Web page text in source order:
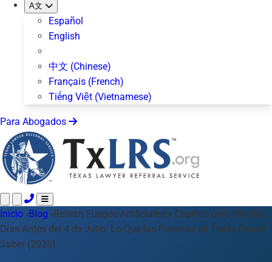
A文
Español
English
中文 (Chinese)
Français (French)
Tiếng Việt (Vietnamese)
Para Abogados
Llame 24/7 ·512-872-4400 Envíe un Texto
Áreas de Práctica
Acerca de Nosotros
Inicio ›Blog ›Retiran Fuegos Artificiales y Cepillos para Parrilla
Días Antes del 4 de Julio: Lo Que las Familias de Texas Deben
Saber (2026)